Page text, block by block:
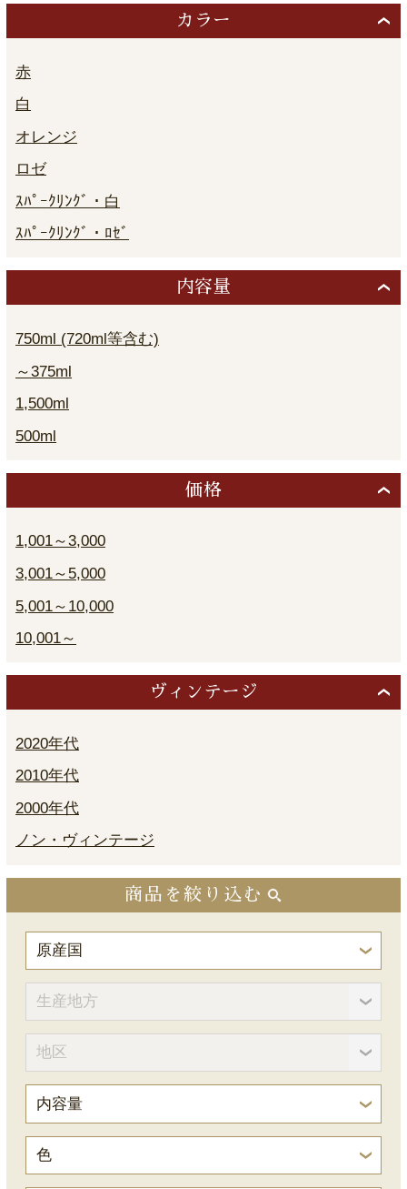
カラー
赤
白
オレンジ
ロゼ
ｽﾊﾟｰｸﾘﾝｸﾞ・白
ｽﾊﾟｰｸﾘﾝｸﾞ・ﾛｾﾞ
内容量
750ml (720ml等含む)
～375ml
1,500ml
500ml
価格
1,001～3,000
3,001～5,000
5,001～10,000
10,001～
ヴィンテージ
2020年代
2010年代
2000年代
ノン・ヴィンテージ
商品を絞り込む